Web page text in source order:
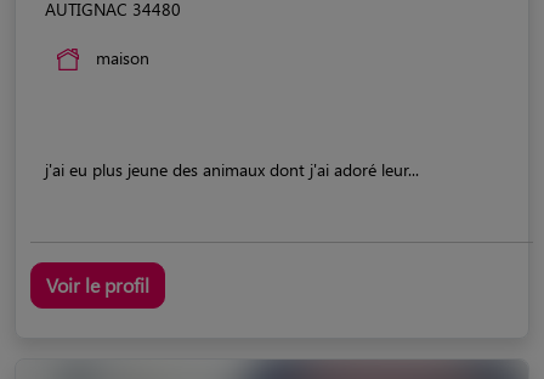
AUTIGNAC 34480
maison
j'ai eu plus jeune des animaux dont j'ai adoré leur...
Voir le profil